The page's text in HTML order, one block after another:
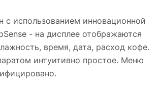
с использованием инновационной
- на дисплее отображаются
время, дата, расход кофе.
интуитивно простое. Меню